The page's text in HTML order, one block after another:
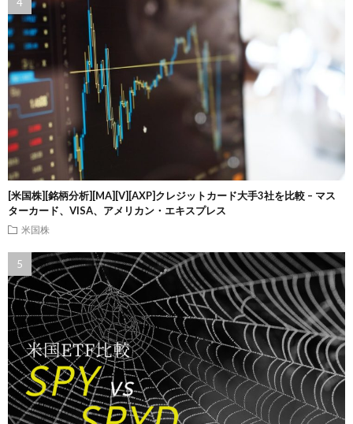
[米国株][銘柄分析][MA][V][AXP]クレジットカード大手3社を比較 – マス
ターカード、VISA、アメリカン・エキスプレス
米国株